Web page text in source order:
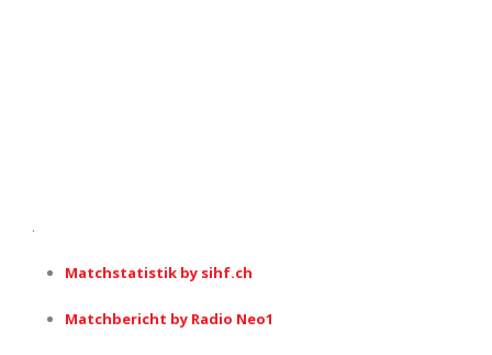
.
Matchstatistik by sihf.ch
Matchbericht by Radio Neo1